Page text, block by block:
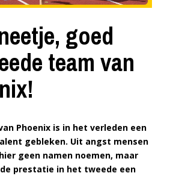
goed
team van
Phoenix is in het verleden een
gebleken. Uit angst mensen
geen namen noemen, maar
prestatie in het tweede een